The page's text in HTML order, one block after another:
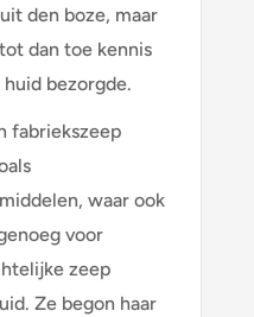
den boze, maar
dan toe kennis
bezorgde.
fabriekszeep
waar ook
voor
zeep
Ze begon haar